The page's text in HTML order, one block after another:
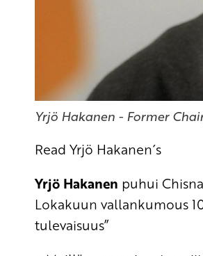
Yrjö Hakanen - Former
Read Yrjö Hakanen´s
Yrjö Hakanen puhui
Lokakuun vallankumous
tulevaisuus”